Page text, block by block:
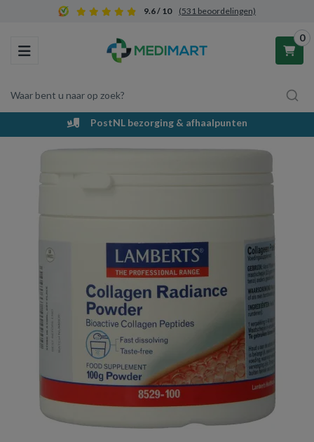
9.6 / 10 (531 beoordelingen)
Toggle navigation
Waar bent u naar op zoek?
0
Winkelwagen
& afhaalpunten Voordelig en groot